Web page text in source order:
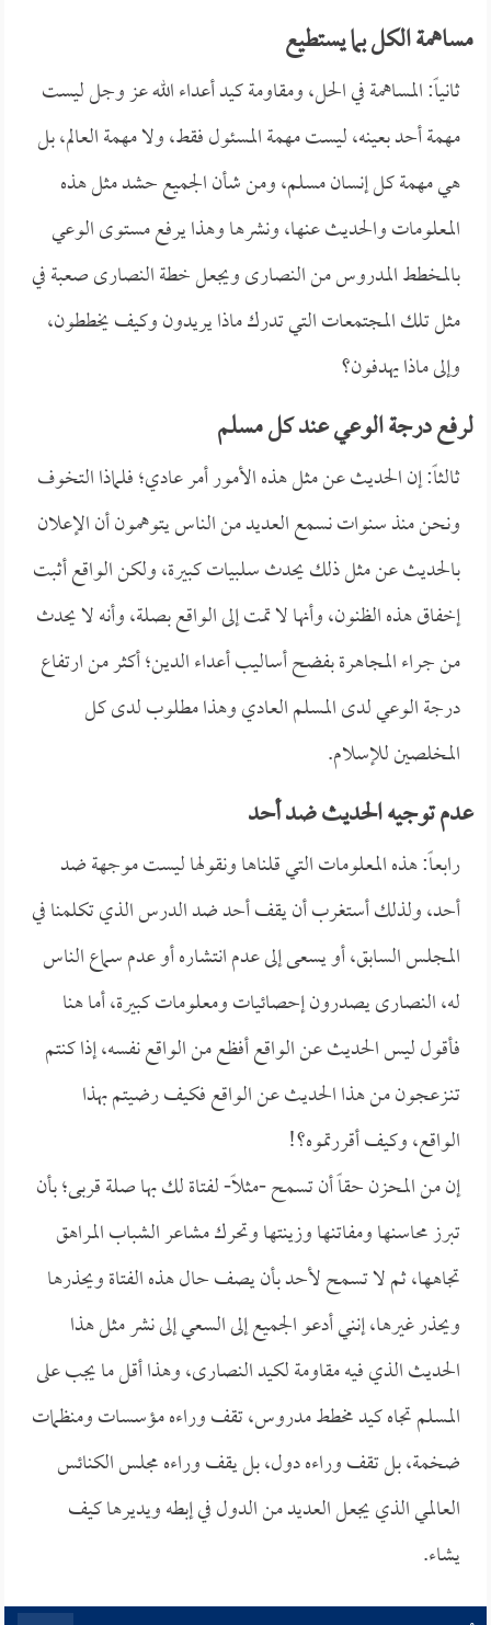
مساهمة الكل بما يستطيع
ثانياً: المساهمة في الحل، ومقاومة كيد أعداء الله عز وجل ليست
مهمة أحد بعينه، ليست مهمة المسئول فقط، ولا مهمة العالم، بل
هي مهمة كل إنسان مسلم، ومن شأن الجميع حشد مثل هذه
المعلومات والحديث عنها، ونشرها وهذا يرفع مستوى الوعي
بالمخطط المدروس من النصارى ويجعل خطة النصارى صعبة في
مثل تلك المجتمعات التي تدرك ماذا يريدون وكيف يخططون،
وإلى ماذا يهدفون؟
لرفع درجة الوعي عند كل مسلم
ثالثاً: إن الحديث عن مثل هذه الأمور أمر عادي؛ فلماذا التخوف
ونحن منذ سنوات نسمع العديد من الناس يتوهمون أن الإعلان
بالحديث عن مثل ذلك يحدث سلبيات كبيرة، ولكن الواقع أثبت
إخفاق هذه الظنون، وأنها لا تمت إلى الواقع بصلة، وأنه لا يحدث
من جراء المجاهرة بفضح أساليب أعداء الدين؛ أكثر من ارتفاع
درجة الوعي لدى المسلم العادي وهذا مطلوب لدى كل
المخلصين للإسلام.
عدم توجيه الحديث ضد أحد
رابعاً: هذه المعلومات التي قلناها ونقولها ليست موجهة ضد
أحد، ولذلك أستغرب أن يقف أحد ضد الدرس الذي تكلمنا في
المجلس السابق، أو يسعى إلى عدم انتشاره أو عدم سماع الناس
له، النصارى يصدرون إحصائيات ومعلومات كبيرة، أما هنا
فأقول ليس الحديث عن الواقع أفظع من الواقع نفسه، إذا كنتم
تنـزعجون من هذا الحديث عن الواقع فكيف رضيتم بهذا
الواقع، وكيف أقررتموه؟!
إن من المحزن حقاً أن تسمح -مثلاً- لفتاة لك بها صلة قربى؛ بأن
تبرز محاسنها ومفاتنها وزينتها وتحرك مشاعر الشباب المراهق
تجاهها، ثم لا تسمح لأحد بأن يصف حال هذه الفتاة ويحذرها
ويحذر غيرها، إنني أدعو الجميع إلى السعي إلى نشر مثل هذا
الحديث الذي فيه مقاومة لكيد النصارى، وهذا أقل ما يجب على
المسلم تجاه كيد مخطط مدروس، تقف وراءه مؤسسات ومنظمات
ضخمة، بل تقف وراءه دول، بل يقف وراءه مجلس الكنائس
العالمي الذي يجعل العديد من الدول في إبطه ويديرها كيف
يشاء.